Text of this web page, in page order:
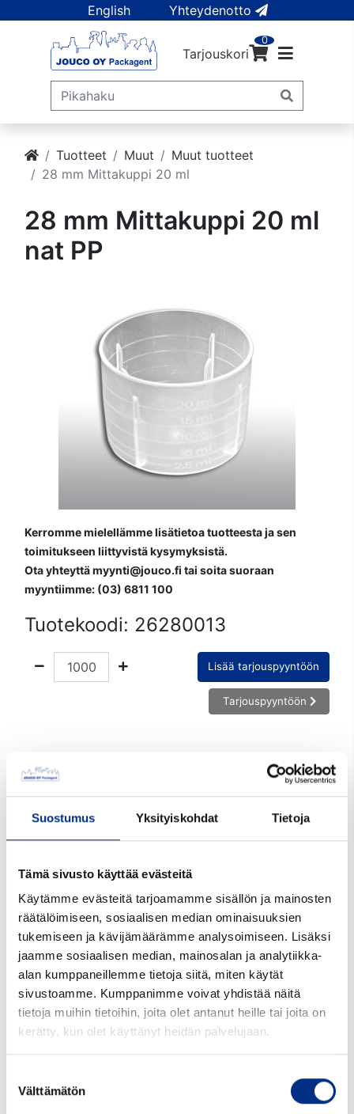
Suostumus Yksityiskohdat Tietoja
Tämä sivusto käyttää evästeitä
Käytämme evästeitä tarjoamamme sisällön ja mainosten
räätälöimiseen, sosiaalisen median ominaisuuksien
tukemiseen ja kävijämäärämme analysoimiseen. Lisäksi
jaamme sosiaalisen median, mainosalan ja analytiikka-
alan kumppaneillemme tietoja siitä, miten käytät
sivustoamme. Kumppanimme voivat yhdistää näitä
tietoja muihin tietoihin, joita olet antanut heille tai joita on
kerätty, kun olet käyttänyt heidän palvelujaan.
valinta
Välttämätön
English Yhteydenotto
Tarjouskori
0
Tuotteet Muut
Muut tuotteet
28 mm Mittakuppi 20 ml
28 mm Mittakuppi 20 ml
nat PP
Kerromme mielellämme lisätietoa tuotteesta ja sen
toimitukseen liittyvistä kysymyksistä.
Ota yhteyttä myynti@jouco.fi tai soita suoraan
myyntiimme: (03) 6811 100
Tuotekoodi: 26280013
Lisää tarjouspyyntöön
Tarjouspyyntöön
Tuotekoodi:
26280013
Koko mm:
28
Tilavuus ml:
20
Materiaali:
Väri:
natural
Suu mm:
28
Korkeus mm:
Halkaisija mm:
39
Pakkaustiedot: 1000 kpl*20 ltk=20000 lava